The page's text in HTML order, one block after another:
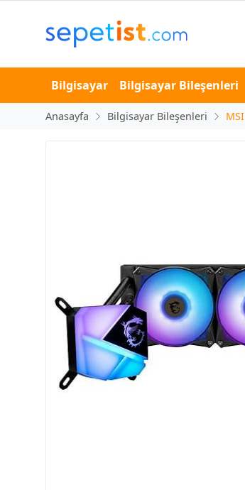
Bilgisayar Bilgisayar Bileşenleri
Anasayfa Bilgisayar Bileşenleri MSI